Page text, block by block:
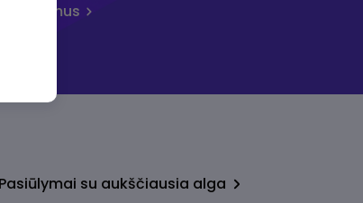
skelbimus
Pasiūlymai su aukščiausia alga